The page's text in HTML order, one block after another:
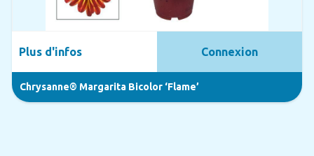
Chrysanne® Margarita Bicolor ‘Flame’
Plus d'infos Connexion